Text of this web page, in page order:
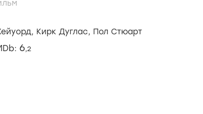
Кирк Дуглас, Пол Стюарт
6,2